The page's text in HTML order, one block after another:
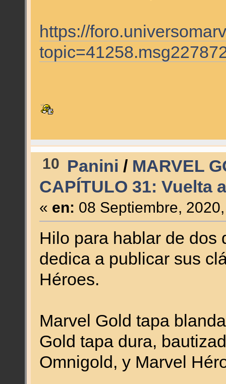
https://
10 Panini / MARVEL
CAPÍTULO 31: Vuelta
« en: 08 Septiembre,
Hilo para hablar de dos
dedica a publicar sus
Héroes.
Marvel Gold tapa
Gold tapa dura,
Omnigold, y Marvel